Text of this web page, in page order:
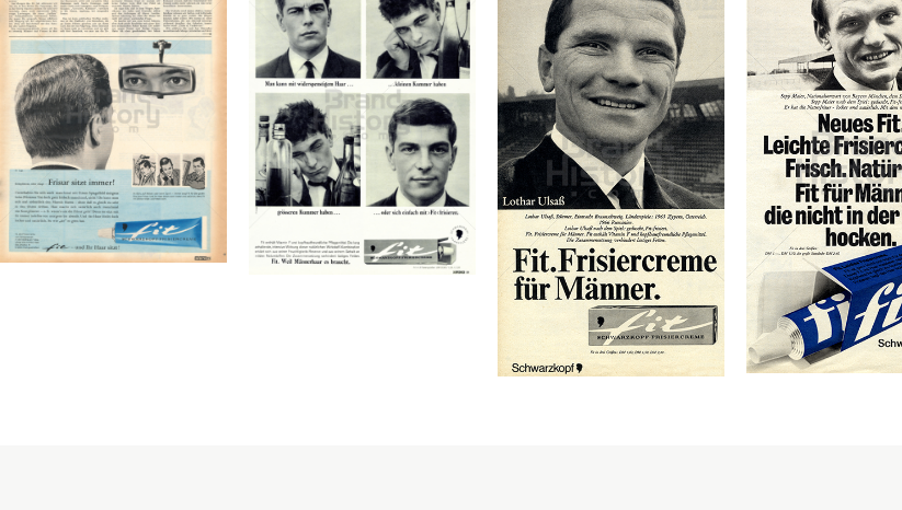
Konzerne
Epoche
fit - Frisiercreme
Henkel Central
Eastern Europe GmbH
1960
Bild-ID: 1063
fit - Frisiercreme
Henkel Central
Eastern Europe GmbH
1964
Bild-ID: 14530
fit - Frisiercreme
Henkel Central
Eastern Europe GmbH
1966
Bild-ID: 73763
fit -
Henkel
Eastern Europe
1967